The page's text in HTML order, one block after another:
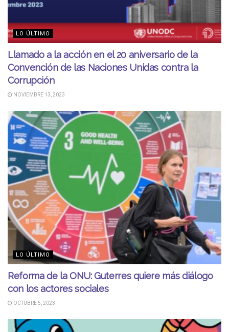
LO ÚLTIMO
Llamado a la acción en el 20 aniversario de la
Convención de las Naciones Unidas contra la
Corrupción
NOVIEMBRE 13, 2023
LO ÚLTIMO
Reforma de la ONU: Guterres quiere más diálogo
con los actores sociales
OCTUBRE 5, 2023